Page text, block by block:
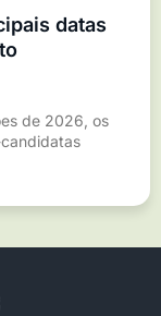
datas
de 2026, os